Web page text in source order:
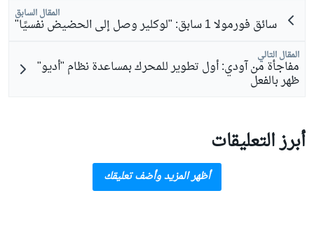
المقال السابق
سائق فورمولا 1 سابق: "لوكلير وصل إلى الحضيض نفسيًا"
المقال التالي
مفاجأة من آودي: أول تطوير للمحرك بمساعدة نظام "أديو"
ظهر بالفعل
أبرز التعليقات
أظهر المزيد وأضف تعليقك